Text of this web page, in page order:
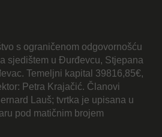
s ograničenom odgovornošću
sjedištem u Đurđevcu, Stjepana
Temeljni kapital 39816,85€,
Petra Krajačić. Članovi
Lauš; tvrtka je upisana u
pod matičnim brojem